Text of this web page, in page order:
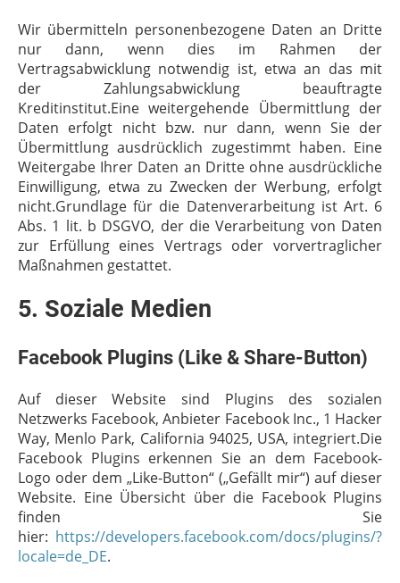
Wir übermitteln personenbezogene Daten an Dritte
nur dann, wenn dies im Rahmen der
Vertragsabwicklung notwendig ist, etwa an das mit
der Zahlungsabwicklung beauftragte
Kreditinstitut.Eine weitergehende Übermittlung der
Daten erfolgt nicht bzw. nur dann, wenn Sie der
Übermittlung ausdrücklich zugestimmt haben. Eine
Weitergabe Ihrer Daten an Dritte ohne ausdrückliche
Einwilligung, etwa zu Zwecken der Werbung, erfolgt
nicht.Grundlage für die Datenverarbeitung ist Art. 6
Abs. 1 lit. b DSGVO, der die Verarbeitung von Daten
zur Erfüllung eines Vertrags oder vorvertraglicher
Maßnahmen gestattet.
5. Soziale Medien
Facebook Plugins (Like & Share-Button)
Auf dieser Website sind Plugins des sozialen
Netzwerks Facebook, Anbieter Facebook Inc., 1 Hacker
Way, Menlo Park, California 94025, USA, integriert.Die
Facebook Plugins erkennen Sie an dem Facebook-
Logo oder dem „Like-Button“ („Gefällt mir“) auf dieser
Website. Eine Übersicht über die Facebook Plugins
finden Sie
hier: https://developers.facebook.com/docs/plugins/?
locale=de_DE.